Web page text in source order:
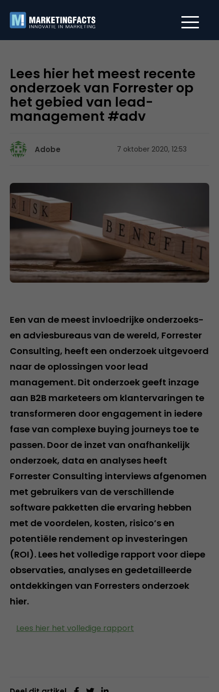
Lees hier het meest recente
onderzoek van Forrester op
het gebied van lead-
management #adv
Adobe 7 oktober 2020, 12:53
Een van de meest invloedrijke onderzoeks-
en adviesbureaus van de wereld, Forrester
Consulting, heeft een onderzoek uitgevoerd
naar de oplossingen voor lead
management. Dit onderzoek geeft inzage
aan B2B marketeers om klantervaringen te
transformeren door engagement in iedere
fase van complexe buying journeys toe te
passen. Door de inzet van onafhankelijk
onderzoek, data en analyses heeft
Forrester Consulting interviews afgenomen
met gebruikers van de verschillende
software pakketten die ervaring hebben
met de voordelen, kosten, risico’s en
potentiële rendement op investeringen
(ROI). Lees het volledige rapport voor diepe
observaties, analyses en gedetailleerde
ontdekkingen van Forresters onderzoek
hier.
Lees hier het volledige rapport